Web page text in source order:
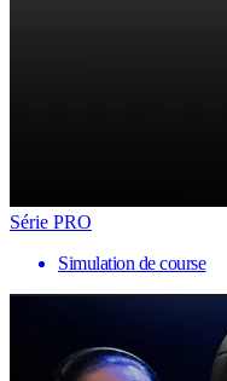
Série PRO
Simulation de course